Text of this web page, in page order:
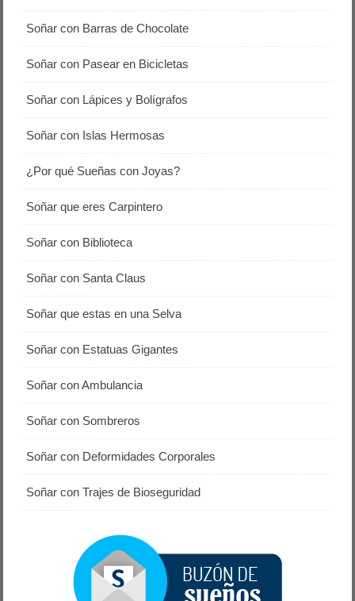
Soñar con Barras de Chocolate
Soñar con Pasear en Bicicletas
Soñar con Lápices y Bolígrafos
Soñar con Islas Hermosas
¿Por qué Sueñas con Joyas?
Soñar que eres Carpintero
Soñar con Biblioteca
Soñar con Santa Claus
Soñar que estas en una Selva
Soñar con Estatuas Gigantes
Soñar con Ambulancia
Soñar con Sombreros
Soñar con Deformidades Corporales
Soñar con Trajes de Bioseguridad